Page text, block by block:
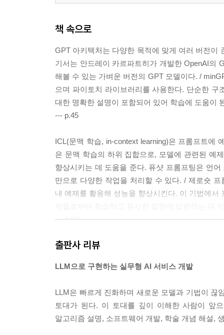
책 속으로
GPT 아키텍처는 다양한 목적에 맞게 여러 버전이
기서는 안드레이 카르파트히가 개발한 OpenAI의
해볼 수 있는 가벼운 버전의 GPT 모델이다. /
으며 파이토치 라이브러리를 사용한다. 단순한
대한 명확한 설명이 포함되어 있어 학습에 도움이
--- p.45
ICL(문맥 학습, in-context learning)은 프롬프트에
은 문맥 학습의 하위 집합으로, 모델에 관련된 예
향상시키는 데 도움을 준다. 퓨샷 프롬프팅은 언
만으로 다양한 작업을 처리할 수 있다. / 제로숏
내 예제를 활용해 성능을 향상시킨다. 이 기법에
--- p.92
RAG 파이프라인 설정의 마지막 단계는 프롬프
변을 암기하고 있지 않을 때 질문에 답하기 위해
를 조정해야 한다. system_prompt의 주요 변경 사
는 모델이 〈START_OF_CONTEXT〉와 〈
.join() 메서드를 사용해 검색된 청크들을 하나의
출판사 리뷰
LLM으로 구현하는 실무형 AI 서비스 개발
LLM은 빠르게 진화하며 새로운 모델과 기법이 끊
토대가 된다. 이 토대를 깊이 이해한 사람이 앞
알고리즘 설명, 소프트웨어 개발, 학술 개념 해설,